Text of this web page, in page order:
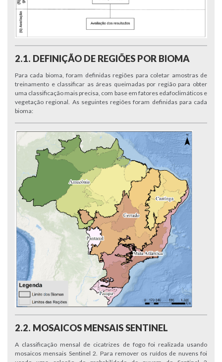
2.1. DEFINIÇÃO DE REGIÕES POR BIOMA
Para cada bioma, foram definidas regiões para coletar amostras de
treinamento e classificar as áreas queimadas por região para obter
uma classificação mais precisa, com base em fatores edafoclimáticos e
vegetação regional. As seguintes regiões foram definidas para cada
bioma:
2.2. MOSAICOS MENSAIS SENTINEL
A classificação mensal de cicatrizes de fogo foi realizada usando
mosaicos mensais Sentinel 2. Para remover os ruídos de nuvens foi